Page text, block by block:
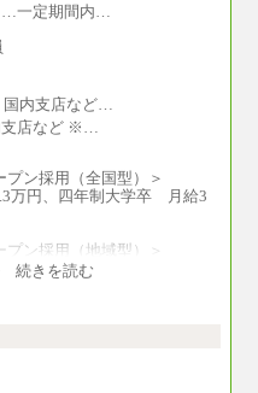
…一定期間内…
内支店など…
店など ※…
ン採用（全国型）＞
万円、四年制大学卒 月給3
ン採用（地域型）＞
万円、四年制大学卒 月給3
続きを読む